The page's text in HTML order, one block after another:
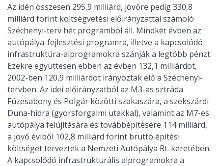
Az idén összesen 295,9 milliárd, jövőre pedig 330,8
milliárd forint költségvetési előirányzattal számoló
Széchenyi-terv hét programból áll. Mindkét évben az
autópálya-fejlesztési programra, illetve a kapcsolódó
infrastruktúra-alprogramokra szánják a legtöbb pénzt.
Ezekre együttesen ebben az évben 132,1 milliárdot,
2002-ben 120,9 milliárdot irányoztak elő a Széchenyi-
tervben. Az idei előirányzatból az M3-as sztráda
Füzesabony és Polgár közötti szakaszára, a szekszárdi
Duna-hídra (gyorsforgalmi utakkal), valamint az M7-es
autópálya felújítására és továbbépítésére 114 milliárd,
a jövő éviből 102,8 milliárd forint bruttó építési
költséget terveztek a Nemzeti Autópálya Rt. keretében.
A kapcsolódó infrastrukturális alprogramokra a